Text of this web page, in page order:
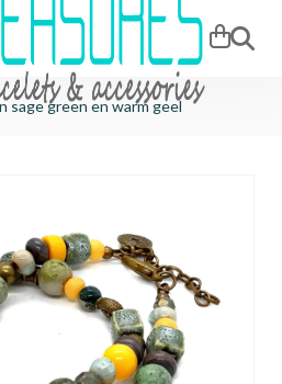
Zoeken
sage green en warm geel